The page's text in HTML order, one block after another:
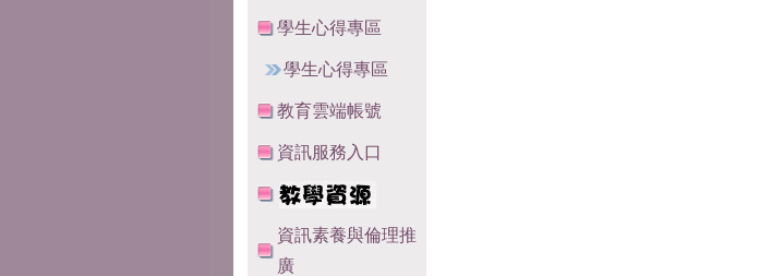
學生心得專區
學生心得專區
教育雲端帳號
資訊服務入口
資訊素養與倫理推
廣